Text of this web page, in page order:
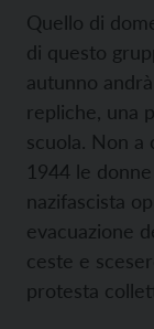
Quello di
di questo
autunno
repliche, una
scuola. Non a
1944 le
nazifascista
evacuazione
ceste e
protesta